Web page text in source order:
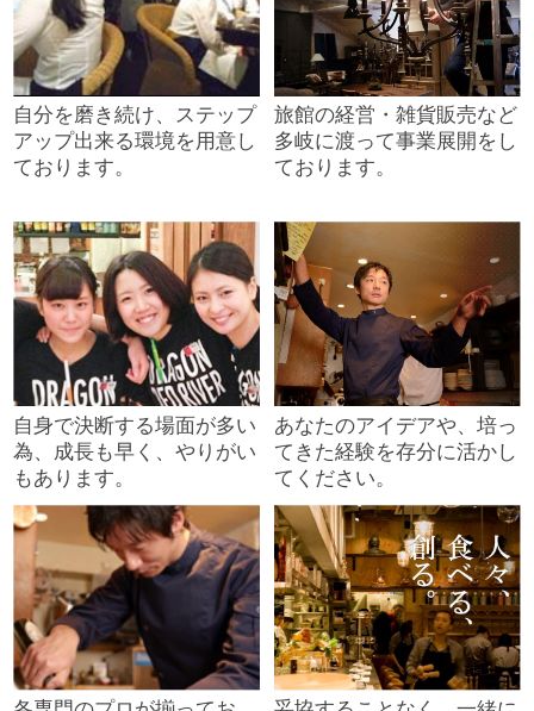
自分を磨き続け、ステップ
アップ出来る環境を用意し
ております。
旅館の経営・雑貨販売など
多岐に渡って事業展開をし
ております。
自身で決断する場面が多い
為、成長も早く、やりがい
もあります。
あなたのアイデアや、培っ
てきた経験を存分に活かし
てください。